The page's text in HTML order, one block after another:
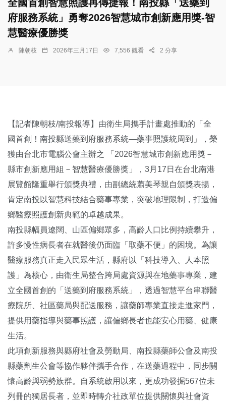
全國首創智慧照護再傳捷報！南投縣「送藥到
府服務系統」勇奪2026智慧城市創新應用獎-智
慧醫療優勝獎
陳朝枝 2026年三月17日 7,556 觀看 2 分享
【記者陳朝枝/南投報導】由衛生局攜手計畫處推動的「全
國首創！南投縣送藥到府服務系統—藥事照護統周到」，榮
獲由台北市電腦公會主辦之 「2026智慧城市創新應用獎－
縣市創新應用組－智慧醫療優勝獎」，3月17日在台北南港
展覽館隆重舉行頒獎典禮，由副總統蕭美琴親自頒獎表揚，
肯定南投以智慧科技結合藥事專業，突破地理限制，打造偏
鄉醫療照護創新典範的卓越成果。
南投縣幅員遼闊、山區偏鄉眾多，高齡人口比例持續攀升，
許多慢性病長者在就醫後仍面臨「取藥不便」的困境。為讓
醫療服務真正走入民眾生活，縣府以「科技導入、人本照
護」為核心，由衛生局整合跨局處資源與在地藥事專業，建
立全國首創的「送藥到府服務系統」，透過智慧平台串聯醫
療院所、社區藥局與配送服務，讓藥師專業直接走進家門，
提供用藥指導與藥事照護，讓偏鄉長者也能安心用藥、健康
生活。
此項創新服務與縣府社會及勞動局、南投縣藥師公會及南投
縣藥劑生公會等協作夥伴攜手合作，在送藥過程中，同步關
懷高齡與弱勢族群。自系統啟用以來，更成功發掘567位未
列冊的獨居長者，並即時轉介社政單位提供關懷與社會資